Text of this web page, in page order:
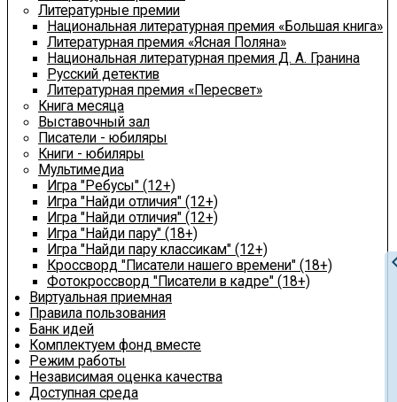
Литературные премии
Национальная литературная премия «Большая книга»
Литературная премия «Ясная Поляна»
Национальная литературная премия Д. А. Гранина
Русский детектив
Литературная премия «Пересвет»
Книга месяца
Выставочный зал
Писатели - юбиляры
Книги - юбиляры
Мультимедиа
Игра "Ребусы" (12+)
Игра "Найди отличия" (12+)
Игра "Найди отличия" (12+)
Игра "Найди пару" (18+)
Игра "Найди пару классикам" (12+)
Кроссворд "Писатели нашего времени" (18+)
Фотокроссворд "Писатели в кадре" (18+)
Виртуальная приемная
Правила пользования
Банк идей
Комплектуем фонд вместе
Режим работы
Независимая оценка качества
Доступная среда